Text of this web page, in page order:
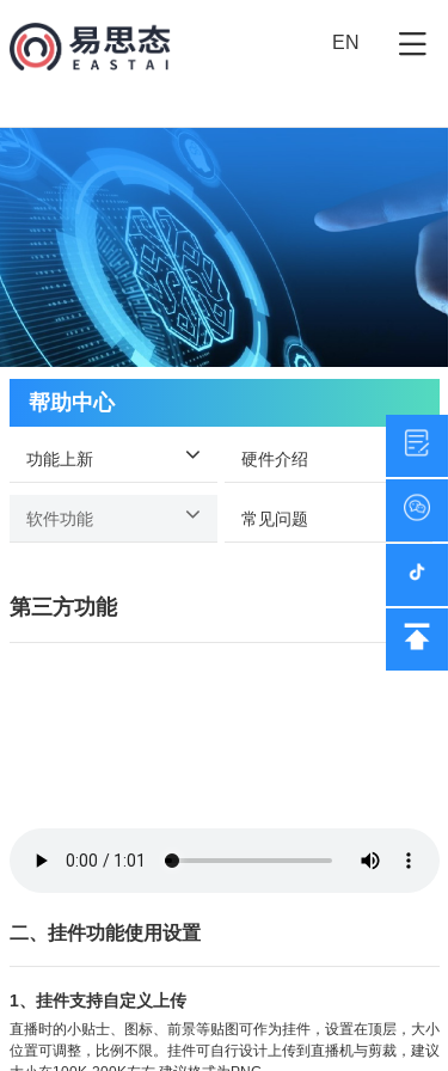

EN
帮助中心
功能上新 硬件介绍
软件功能 常见问题
第三方功能
二、挂件功能使用设置
1、挂件支持自定义上传
直播时的小贴士、图标、前景等贴图可作为挂件，设置在顶层，大小
位置可调整，比例不限。挂件可自行设计上传到直播机与剪裁，建议